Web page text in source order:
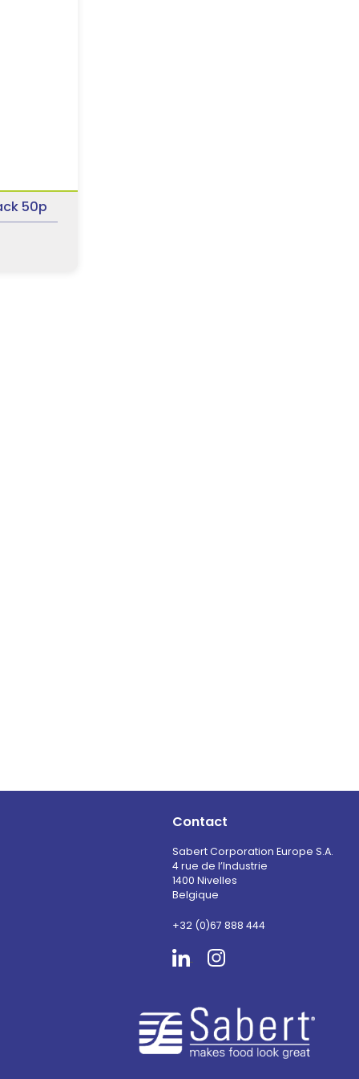
50p
Contact
Sabert Corporation Europe S.A.
4 rue de l’Industrie
1400 Nivelles
Belgique
+32 (0)67 888 444
Sabert